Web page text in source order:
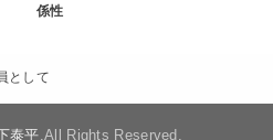
係性
として
泰平.All Rights Reserved.